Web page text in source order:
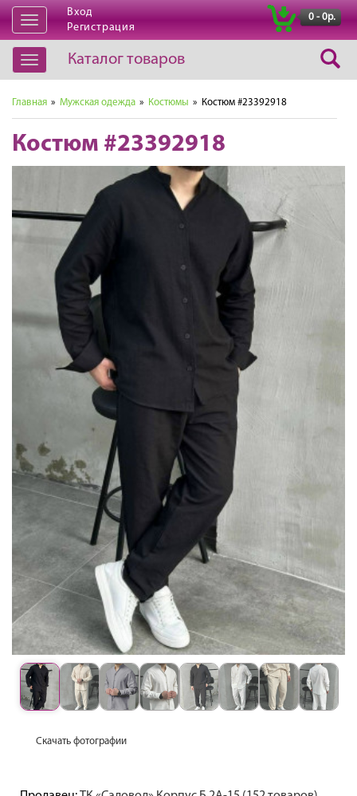
Открыть
навигацию
Вход
Регистрация
0 - 0р.
Открыть
навигацию
Каталог товаров
Главная » Мужская одежда » Костюмы » Костюм #23392918
Костюм #23392918
Скачать фотографии